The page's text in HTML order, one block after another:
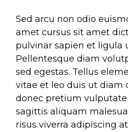
Sed arcu non odio
amet cursus sit amet
pulvinar sapien et ligula
Pellentesque diam
sed egestas. Tellus
vitae et leo duis ut diam
donec pretium
sagittis aliquam
risus viverra adipiscing